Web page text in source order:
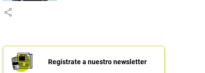
share
Regístrate a nuestro newsletter